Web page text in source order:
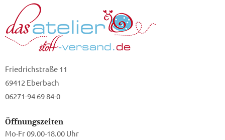
Friedrichstraße 11
69412 Eberbach
06271-94 69 84-0
Öffnungszeiten
Mo-Fr 09.00-18.00 Uhr